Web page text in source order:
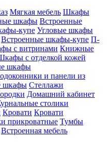
Мягкая мебель Шкафы
шкафы Встроенные
купе Угловые шкафы
Встроенные шкафы-купе П-
с витринами Книжные
c отделкой кожей
шкафы
и панели из
шкафы Стеллажи
Домашний кабинет
столики
Кровати Кровати
прикроватные Тумбы
Встроенная мебель